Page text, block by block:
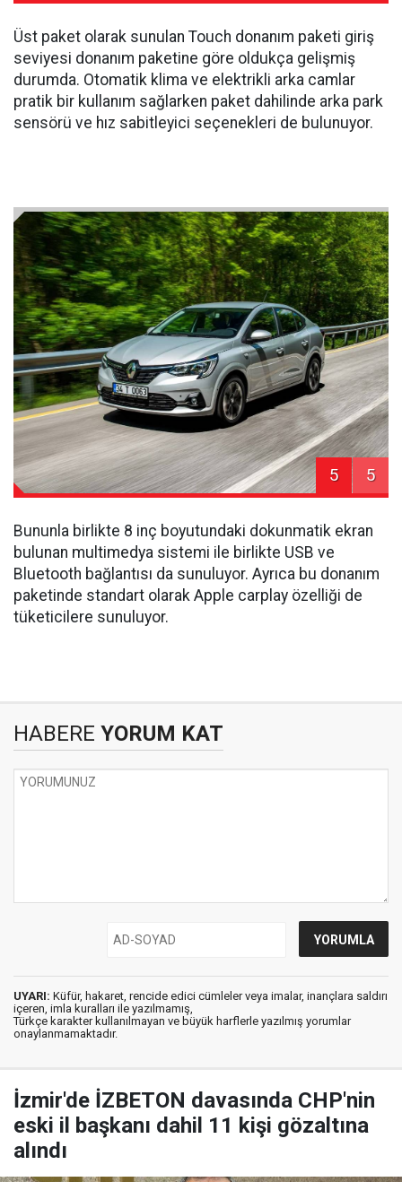
Üst paket olarak sunulan Touch donanım paketi giriş
seviyesi donanım paketine göre oldukça gelişmiş
durumda. Otomatik klima ve elektrikli arka camlar
pratik bir kullanım sağlarken paket dahilinde arka park
sensörü ve hız sabitleyici seçenekleri de bulunuyor.
5 5
Bununla birlikte 8 inç boyutundaki dokunmatik ekran
bulunan multimedya sistemi ile birlikte USB ve
Bluetooth bağlantısı da sunuluyor. Ayrıca bu donanım
paketinde standart olarak Apple carplay özelliği de
tüketicilere sunuluyor.
HABERE YORUM KAT
UYARI: Küfür, hakaret, rencide edici cümleler veya imalar, inançlara saldırı
içeren, imla kuralları ile yazılmamış,
Türkçe karakter kullanılmayan ve büyük harflerle yazılmış yorumlar
onaylanmamaktadır.
İzmir'de İZBETON davasında CHP'nin
eski il başkanı dahil 11 kişi gözaltına
alındı